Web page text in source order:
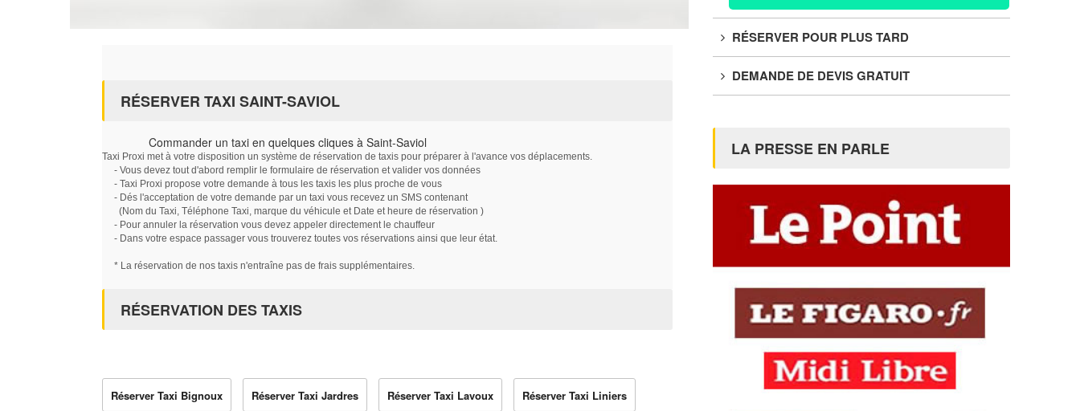
RÉSERVER TAXI SAINT-SAVIOL
Commander un taxi en quelques cliques à Saint-Saviol
Taxi Proxi met à votre disposition un système de réservation de taxis pour préparer à l'avance vos déplacements.
- Vous devez tout d'abord remplir le formulaire de réservation et valider vos données
- Taxi Proxi propose votre demande à tous les taxis les plus proche de vous
- Dés l'acceptation de votre demande par un taxi vous recevez un SMS contenant
(Nom du Taxi, Téléphone Taxi, marque du véhicule et Date et heure de réservation )
- Pour annuler la réservation vous devez appeler directement le chauffeur
- Dans votre espace passager vous trouverez toutes vos réservations ainsi que leur état.
* La réservation de nos taxis n'entraîne pas de frais supplémentaires.
RÉSERVATION DES TAXIS
Réserver Taxi Bignoux Réserver Taxi Jardres Réserver Taxi Lavoux Réserver Taxi Liniers
RÉSERVER POUR PLUS TARD
DEMANDE DE DEVIS GRATUIT
LA PRESSE EN PARLE